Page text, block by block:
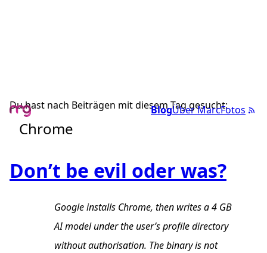
BlogÜber MarcFotos
Du hast nach Beiträgen mit diesem Tag gesucht:
Chrome
Don’t be evil oder was?
Google installs Chrome, then writes a 4 GB
AI model under the user’s profile directory
without authorisation. The binary is not